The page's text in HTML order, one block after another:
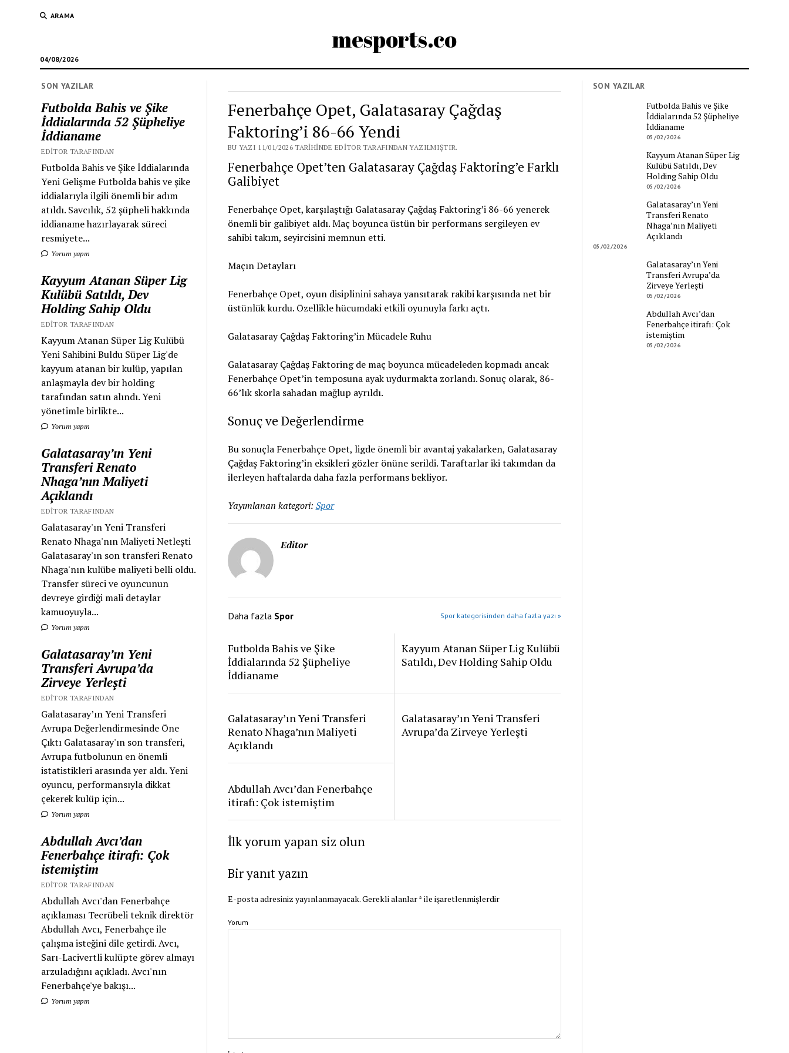
ARAMA
mesports.co
04/08/2026
SON YAZILAR
Futbolda Bahis ve Şike
İddialarında 52 Şüpheliye
İddianame
EDITOR TARAFINDAN
Futbolda Bahis ve Şike İddialarında
Yeni Gelişme Futbolda bahis ve şike
iddialarıyla ilgili önemli bir adım
atıldı. Savcılık, 52 şüpheli hakkında
iddianame hazırlayarak süreci
resmiyete...
Yorum yapın
Kayyum Atanan Süper Lig
Kulübü Satıldı, Dev
Holding Sahip Oldu
EDITOR TARAFINDAN
Kayyum Atanan Süper Lig Kulübü
Yeni Sahibini Buldu Süper Lig'de
kayyum atanan bir kulüp, yapılan
anlaşmayla dev bir holding
tarafından satın alındı. Yeni
yönetimle birlikte...
Yorum yapın
Galatasaray’ın Yeni
Transferi Renato
Nhaga’nın Maliyeti
Açıklandı
EDITOR TARAFINDAN
Galatasaray'ın Yeni Transferi
Renato Nhaga'nın Maliyeti Netleşti
Galatasaray'ın son transferi Renato
Nhaga'nın kulübe maliyeti belli oldu.
Transfer süreci ve oyuncunun
devreye girdiği mali detaylar
kamuoyuyla...
Yorum yapın
Galatasaray’ın Yeni
Transferi Avrupa’da
Zirveye Yerleşti
EDITOR TARAFINDAN
Galatasaray’ın Yeni Transferi
Avrupa Değerlendirmesinde Öne
Çıktı Galatasaray'ın son transferi,
Avrupa futbolunun en önemli
istatistikleri arasında yer aldı. Yeni
oyuncu, performansıyla dikkat
çekerek kulüp için...
Yorum yapın
Abdullah Avcı’dan
Fenerbahçe itirafı: Çok
istemiştim
EDITOR TARAFINDAN
Abdullah Avcı'dan Fenerbahçe
açıklaması Tecrübeli teknik direktör
Abdullah Avcı, Fenerbahçe ile
çalışma isteğini dile getirdi. Avcı,
Sarı-Lacivertli kulüpte görev almayı
arzuladığını açıkladı. Avcı'nın
Fenerbahçe'ye bakışı...
Yorum yapın
Fenerbahçe Opet, Galatasaray Çağdaş
Faktoring’i 86-66 Yendi
BU YAZI 11/01/2026 TARIHINDE EDITOR TARAFINDAN YAZILMIŞTIR.
Fenerbahçe Opet’ten Galatasaray Çağdaş Faktoring’e Farklı
Galibiyet
Fenerbahçe Opet, karşılaştığı Galatasaray Çağdaş Faktoring’i 86-66 yenerek
önemli bir galibiyet aldı. Maç boyunca üstün bir performans sergileyen ev
sahibi takım, seyircisini memnun etti.
Maçın Detayları
Fenerbahçe Opet, oyun disiplinini sahaya yansıtarak rakibi karşısında net bir
üstünlük kurdu. Özellikle hücumdaki etkili oyunuyla farkı açtı.
Galatasaray Çağdaş Faktoring’in Mücadele Ruhu
Galatasaray Çağdaş Faktoring de maç boyunca mücadeleden kopmadı ancak
Fenerbahçe Opet’in temposuna ayak uydurmakta zorlandı. Sonuç olarak, 86-
66’lık skorla sahadan mağlup ayrıldı.
Sonuç ve Değerlendirme
Bu sonuçla Fenerbahçe Opet, ligde önemli bir avantaj yakalarken, Galatasaray
Çağdaş Faktoring’in eksikleri gözler önüne serildi. Taraftarlar iki takımdan da
ilerleyen haftalarda daha fazla performans bekliyor.
Yayımlanan kategori: Spor
Editor
Daha fazla Spor Spor kategorisinden daha fazla yazı »
Futbolda Bahis ve Şike
İddialarında 52 Şüpheliye
İddianame
Kayyum Atanan Süper Lig Kulübü
Satıldı, Dev Holding Sahip Oldu
Galatasaray’ın Yeni Transferi
Renato Nhaga’nın Maliyeti
Açıklandı
Galatasaray’ın Yeni Transferi
Avrupa’da Zirveye Yerleşti
Abdullah Avcı’dan Fenerbahçe
itirafı: Çok istemiştim
İlk yorum yapan siz olun
Bir yanıt yazın
E-posta adresiniz yayınlanmayacak.Gerekli alanlar*ile işaretlenmişlerdir
Yorum
SON YAZILAR
Futbolda Bahis ve Şike
İddialarında 52 Şüpheliye
İddianame
05/02/2026
Kayyum Atanan Süper Lig
Kulübü Satıldı, Dev
Holding Sahip Oldu
05/02/2026
Galatasaray’ın Yeni
Transferi Renato
Nhaga’nın Maliyeti
Açıklandı
05/02/2026
Galatasaray’ın Yeni
Transferi Avrupa’da
Zirveye Yerleşti
05/02/2026
Abdullah Avcı’dan
Fenerbahçe itirafı: Çok
istemiştim
05/02/2026